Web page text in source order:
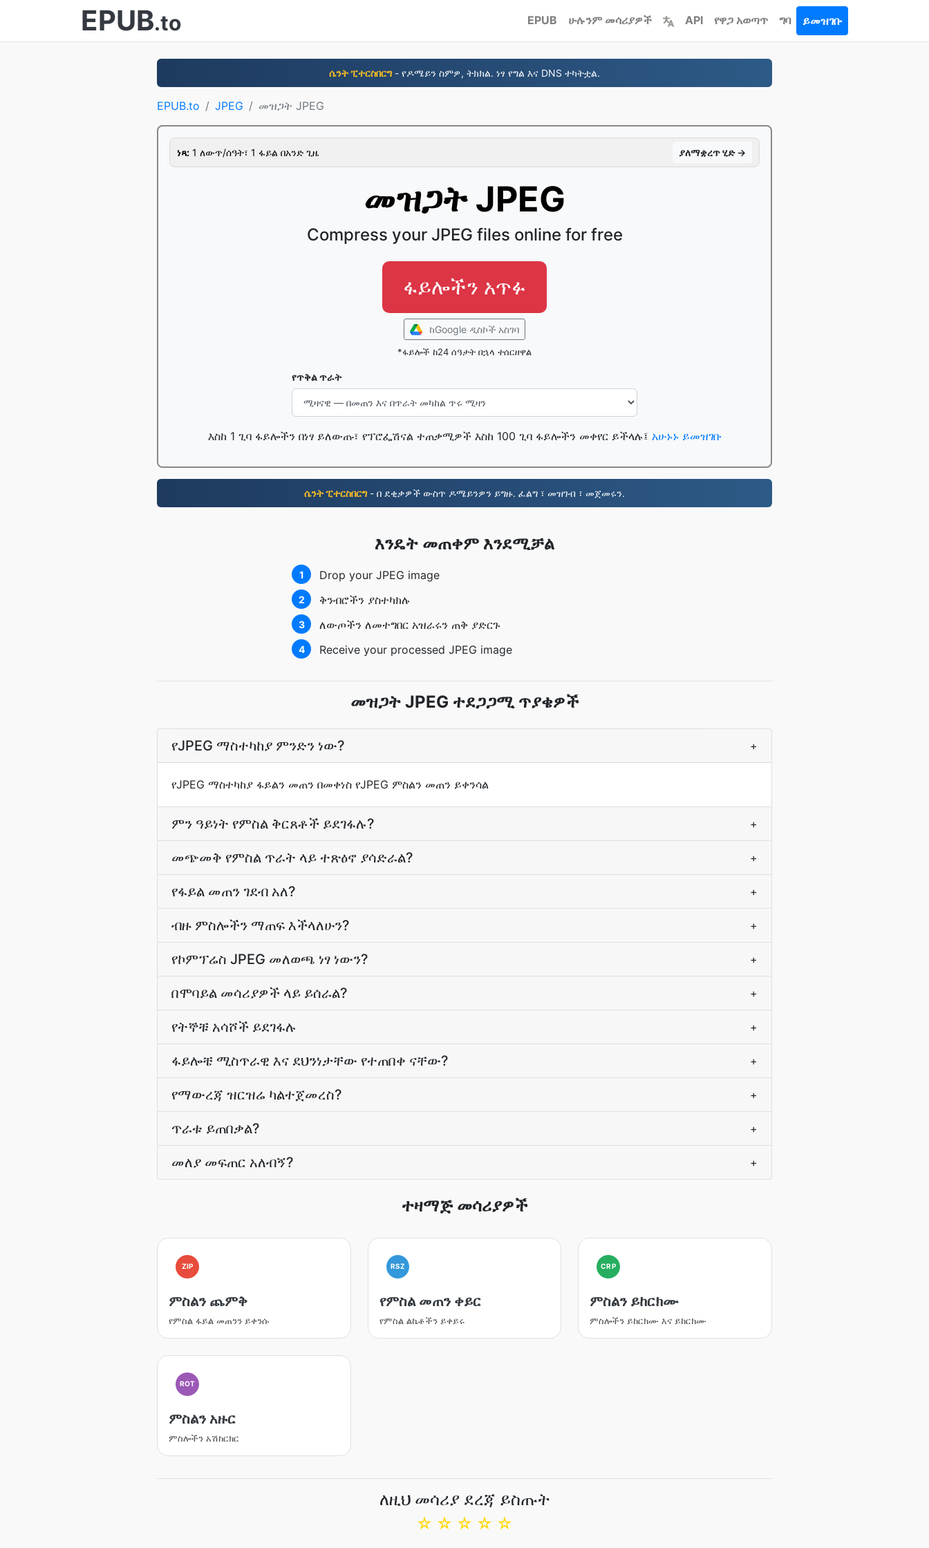
EPUB.to EPUB ሁሉንም መሳሪያዎች API የዋጋ አወጣጥ ግባ ይመዝገቡ
ሴንት ፒተርስበርግ- የዶሜይን ስምዎ, ትክክል. ነፃ የግል እና DNS ተካትቷል.
EPUB.to JPEG መዝጋት JPEG
ነጻ: 1 ለውጥ/ሰዓት፣ 1 ፋይል በአንድ ጊዜ ያለማቋረጥ ሂድ →
መዝጋት JPEG
Compress your JPEG files online for free
ፋይሎችን አጥፉ
ከGoogle ዲስኮች አስገባ
*ፋይሎች ከ24 ሰዓታት በኋላ ተሰርዘዋል
የጥቅል ጥራት
እስከ 1 ጊባ ፋይሎችን በነፃ ይለውጡ፣ የፕሮፌሽናል ተጠቃሚዎች እስከ 100 ጊባ ፋይሎችን መቀየር ይችላሉ፤ አሁኑኑ ይመዝገቡ
ሴንት ፒተርስበርግ- በ ደቂቃዎች ውስጥ ዶሜይንዎን ይግዙ. ፈልግ ፣ መዝገብ ፣ መጀመሩን.
እንዴት መጠቀም እንደሚቻል
1 Drop your JPEG image
2 ቅንብሮችን ያስተካክሉ
3 ለውጦችን ለመተግበር አዝራሩን ጠቅ ያድርጉ
4 Receive your processed JPEG image
መዝጋት JPEG ተደጋጋሚ ጥያቄዎች
የJPEG ማስተካከያ ምንድን ነው? +
የJPEG ማስተካከያ ፋይልን መጠን በመቀነስ የJPEG ምስልን መጠን ይቀንሳል
ምን ዓይነት የምስል ቅርጸቶች ይደገፋሉ? +
መጭመቅ የምስል ጥራት ላይ ተጽዕኖ ያሳድራል? +
የፋይል መጠን ገደብ አለ? +
ብዙ ምስሎችን ማጠፍ እችላለሁን? +
የኮምፕሬስ JPEG መለወጫ ነፃ ነውን? +
በሞባይል መሳሪያዎች ላይ ይሰራል? +
የትኞቹ አሳሾች ይደገፋሉ +
ፋይሎቼ ሚስጥራዊ እና ደህንነታቸው የተጠበቀ ናቸው? +
የማውረጃ ዝርዝሬ ካልተጀመረስ? +
ጥራቱ ይጠበቃል? +
መለያ መፍጠር አለብኝ? +
ተዛማጅ መሳሪያዎች
ZIP
ምስልን ጨምቅ
የምስል ፋይል መጠንን ይቀንሱ
RSZ
የምስል መጠን ቀይር
የምስል ልኬቶችን ይቀይሩ
CRP
ምስልን ይከርክሙ
ምስሎችን ይከርክሙ እና ይከርክሙ
ROT
ምስልን አዙር
ምስሎችን አሽከርክር
ለዚህ መሳሪያ ደረጃ ይስጡት
☆
☆
☆
☆
☆